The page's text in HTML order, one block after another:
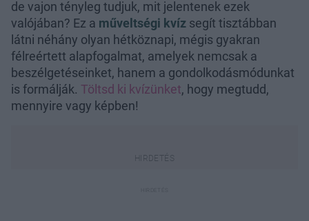
de vajon tényleg tudjuk, mit jelentenek ezek
valójában? Ez a műveltségi kvíz segít tisztábban
látni néhány olyan hétköznapi, mégis gyakran
félreértett alapfogalmat, amelyek nemcsak a
beszélgetéseinket, hanem a gondolkodásmódunkat
is formálják. Töltsd ki kvízünket, hogy megtudd,
mennyire vagy képben!